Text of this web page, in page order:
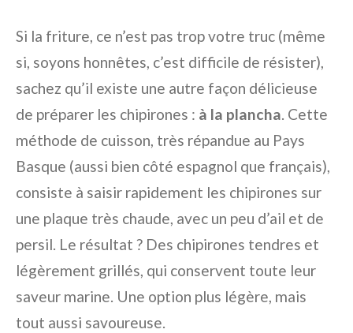
Si la friture, ce n’est pas trop votre truc (même
si, soyons honnêtes, c’est difficile de résister),
sachez qu’il existe une autre façon délicieuse
de préparer les chipirones : à la plancha. Cette
méthode de cuisson, très répandue au Pays
Basque (aussi bien côté espagnol que français),
consiste à saisir rapidement les chipirones sur
une plaque très chaude, avec un peu d’ail et de
persil. Le résultat ? Des chipirones tendres et
légèrement grillés, qui conservent toute leur
saveur marine. Une option plus légère, mais
tout aussi savoureuse.